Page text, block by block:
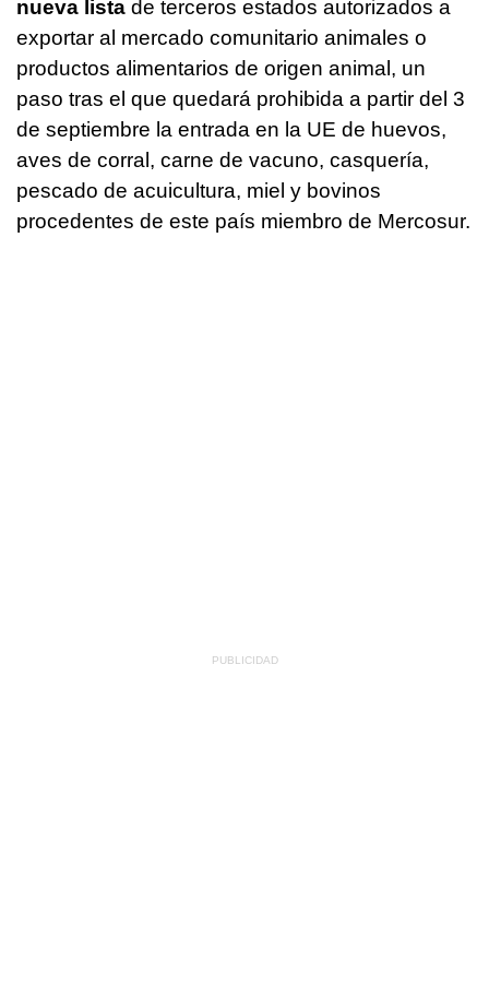
nueva lista de terceros estados autorizados a
exportar al mercado comunitario animales o
productos alimentarios de origen animal, un
paso tras el que quedará prohibida a partir del 3
de septiembre la entrada en la UE de huevos,
aves de corral, carne de vacuno, casquería,
pescado de acuicultura, miel y bovinos
procedentes de este país miembro de Mercosur.